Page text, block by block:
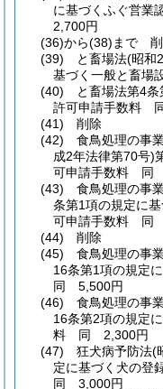
に基づくふぐ営
2,700円
(36)から(38)まで
(39)
と畜場法(昭和
基づく一般と畜
(40)
と畜場法第4
許可申請手数料
(41)
削除
(42)
食鳥処理の事
成2年法律第70号)
可申請手数料 同
(43)
食鳥処理の事
条第1項の規定に
可申請手数料 同
(44)
削除
(45)
食鳥処理の事
16条第1項の規定
同 5,500円
(46)
食鳥処理の事
16条第2項の規定
料 同 2,300円
(47)
狂犬病予防法(
定に基づく犬の登
同 3,000円